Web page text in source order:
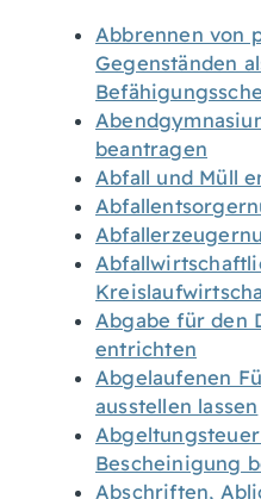
Abbrennen von
Gegenständen
beantragen
Abfall und Müll
Abgabe für den
entrichten
Abgelaufenen
ausstellen lassen
Bescheinigung
Abschriften,